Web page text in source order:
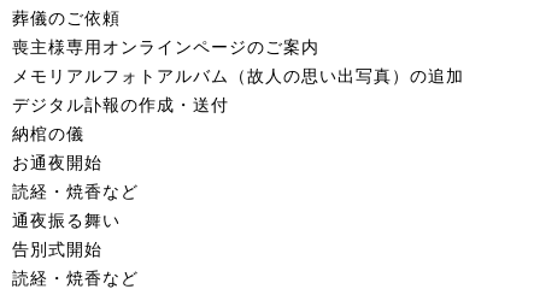
葬儀のご依頼
喪主様専用オンラインページのご案内
メモリアルフォトアルバム（故人の思い出写真）の追加
デジタル訃報の作成・送付
納棺の儀
お通夜開始
読経・焼香など
通夜振る舞い
告別式開始
読経・焼香など